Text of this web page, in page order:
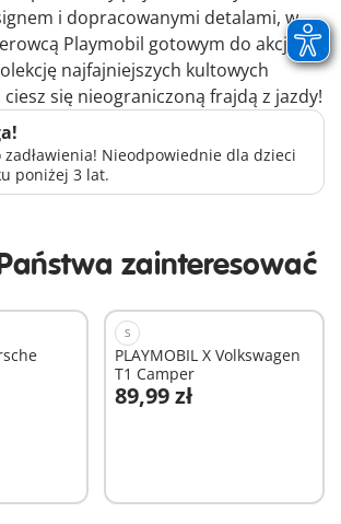
i dopracowanymi detalami, w
Playmobil gotowym do akcji.
najfajniejszych kultowych
się nieograniczoną frajdą z jazdy!
zadławienia! Nieodpowiednie dla dzieci
poniżej 3 lat.
zainteresować
S
PLAYMOBIL X Volkswagen
T1 Camper
89,99 zł
Dodaj do koszyka